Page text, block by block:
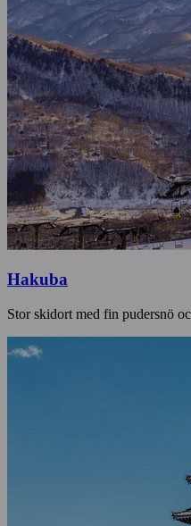
Hakuba
Stor skidort med fin pudersnö